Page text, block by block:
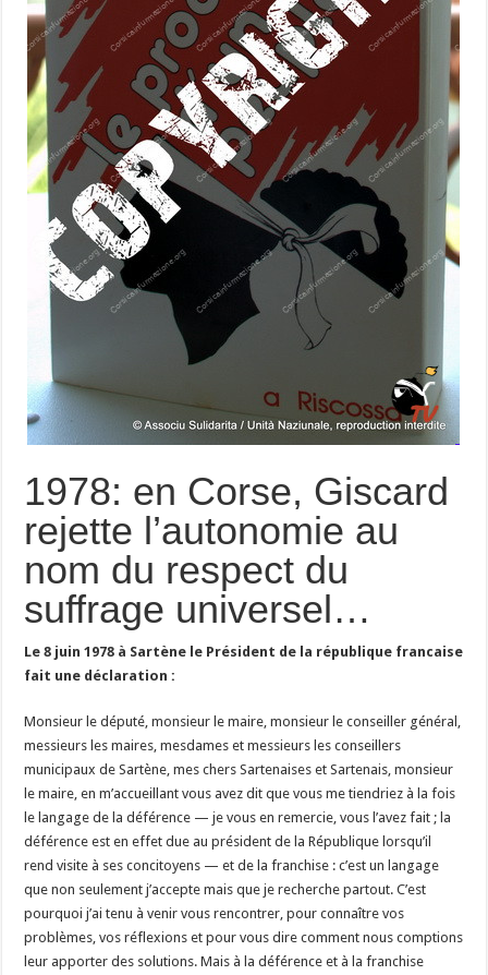
1978: en Corse, Giscard
rejette l’autonomie au
nom du respect du
suffrage universel…
Le 8 juin 1978 à Sartène le Président de la république francaise
fait une déclaration :
Monsieur le député, monsieur le maire, monsieur le conseiller général,
messieurs les maires, mesdames et messieurs les conseillers
municipaux de Sartène, mes chers Sartenaises et Sartenais, monsieur
le maire, en m’accueillant vous avez dit que vous me tiendriez à la fois
le langage de la déférence — je vous en remercie, vous l’avez fait ; la
déférence est en effet due au président de la République lorsqu’il
rend visite à ses concitoyens — et de la franchise : c’est un langage
que non seulement j’accepte mais que je recherche partout. C’est
pourquoi j’ai tenu à venir vous rencontrer, pour connaître vos
problèmes, vos réflexions et pour vous dire comment nous comptions
leur apporter des solutions. Mais à la déférence et à la franchise